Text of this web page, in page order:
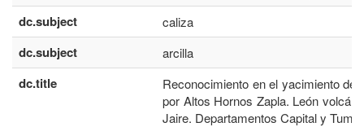
dc.subject caliza
dc.subject arcilla
dc.title
Reconocimiento en el yacimiento de
por Altos Hornos Zapla. León volcán,
Jaire. Departamentos Capital y